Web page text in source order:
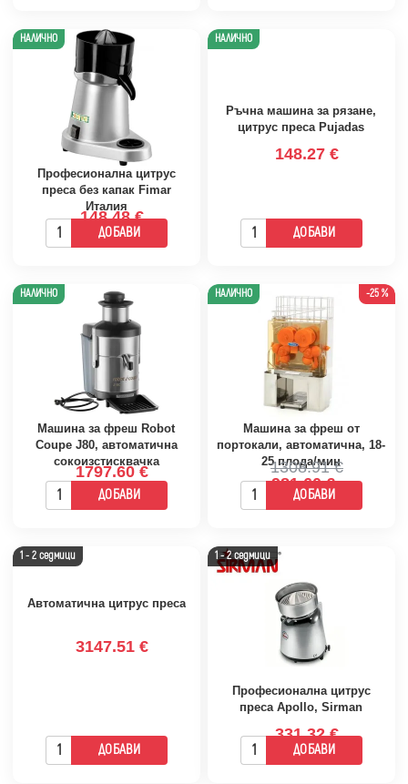
НАЛИЧНО
Професионална цитрус
преса без капак Fimar
Италия
148.48 €
ДОБАВИ
НАЛИЧНО
Ръчна машина за рязане,
цитрус преса Pujadas
148.27 €
ДОБАВИ
НАЛИЧНО
Машина за фреш Robot
Coupe J80, автоматична
сокоизстисквачка
1797.60 €
ДОБАВИ
-25 %
НАЛИЧНО
Машина за фреш от
портокали, автоматична, 18-
25 плода/мин
981.60 €
1308.91 €
ДОБАВИ
1 - 2 седмици
Автоматична цитрус преса
3147.51 €
ДОБАВИ
1 - 2 седмици
Професионална цитрус
преса Apollo, Sirman
331.32 €
ДОБАВИ